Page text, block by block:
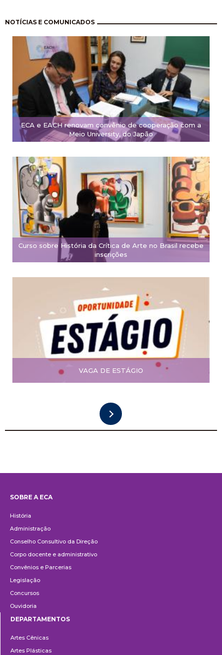
NOTÍCIAS E COMUNICADOS
ECA e EACH renovam convênio de cooperação com a
Meio University, do Japão
Curso sobre História da Crítica de Arte no Brasil recebe
inscrições
VAGA DE ESTÁGIO
Paginación
SOBRE A ECA
História
Administração
Conselho Consultivo da Direção
Corpo docente e administrativo
Convênios e Parcerias
Legislação
Concursos
Ouvidoria
DEPARTAMENTOS
Artes Cênicas
Artes Plásticas